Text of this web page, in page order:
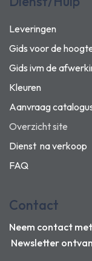
Leveringen
Gids voor de
Gids ivm de
Kleuren
Aanvraag
Overzicht site
Dienst na verkoop
FAQ
Contact
Neem contact
Newsletter